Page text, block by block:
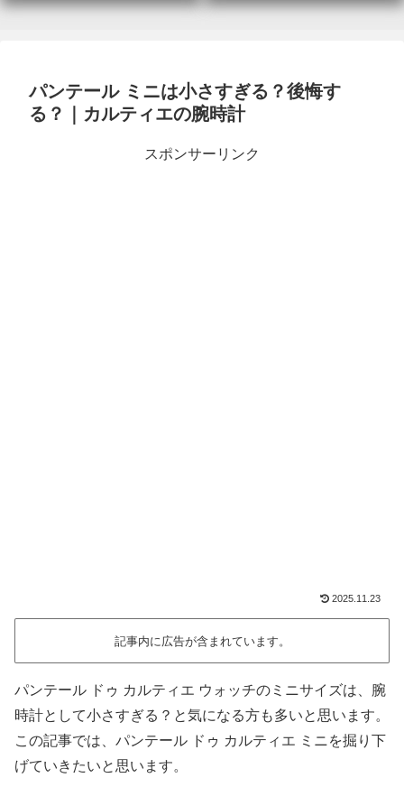
パンテール ミニは小さすぎる？後悔す
る？｜カルティエの腕時計
スポンサーリンク
2025.11.23
記事内に広告が含まれています。
パンテール ドゥ カルティエ ウォッチのミニサイズは、腕
時計として小さすぎる？と気になる方も多いと思います。
この記事では、パンテール ドゥ カルティエ ミニを掘り下
げていきたいと思います。